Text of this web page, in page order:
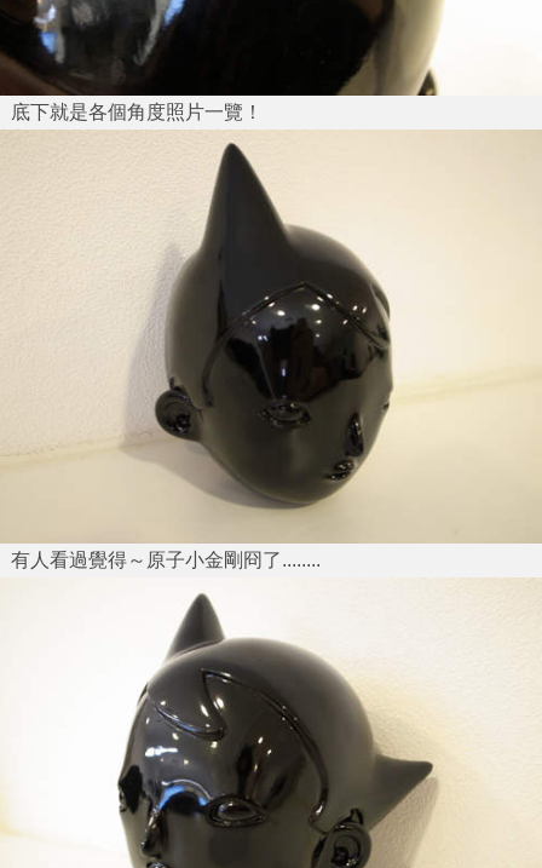
底下就是各個角度照片一覽！
有人看過覺得～原子小金剛冏了........